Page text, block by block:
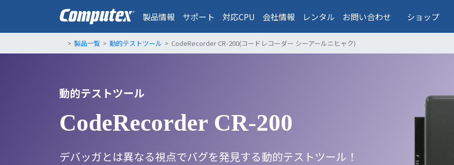
製品情報 サポート 対応CPU 会社情報 レンタル お問い合わせ ショップ
製品一覧 動的テストツール CodeRecorder CR-200(コードレコーダー シーアールニヒャク)
動的テストツール
CodeRecorder CR-200
デバッガとは異なる視点でバグを発見する動的テストツール！